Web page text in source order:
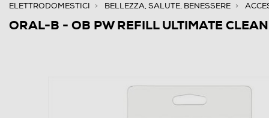
ELETTRODOMESTICI BELLEZZA, SALUTE, BENESSERE
ORAL-B - OB PW REFILL ULTIMATE